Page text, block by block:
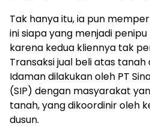
Tak hanya itu, ia pun
ini siapa yang menjadi
karena kedua kliennya tak
Transaksi jual beli atas tanah
Idaman dilakukan oleh PT
(SIP) dengan masyarakat
tanah, yang dikoordinir oleh
dusun.